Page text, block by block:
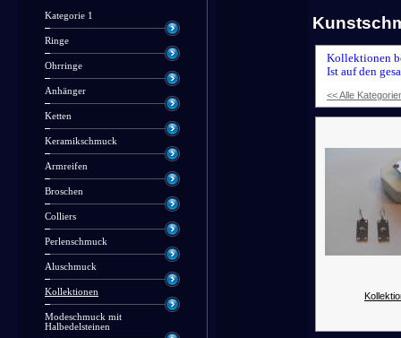
Kategorie 1
Ringe
Ohrringe
Anhänger
Ketten
Keramikschmuck
Armreifen
Broschen
Colliers
Perlenschmuck
Aluschmuck
Kollektionen
Modeschmuck mit
Halbedelsteinen
Kollektionen
Ist auf den
<< Alle